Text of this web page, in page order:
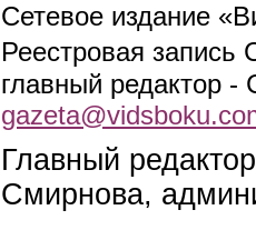
Сетевое издание
Реестровая
главный редактор
Главный
Смирнова,